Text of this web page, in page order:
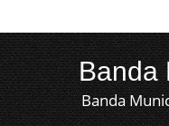
Banda
Banda